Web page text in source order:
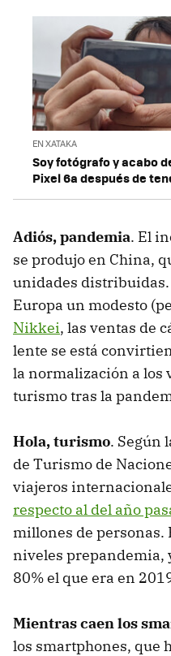
EN XATAKA
Soy fotógrafo y acabo
Pixel 6a después de
Adiós, pandemia. El
se produjo en China,
unidades distribuidas.
Europa un modesto
Nikkei, las ventas de
lente se está
la normalización a los
turismo tras la
Hola, turismo. Según
de Turismo de
viajeros
respecto al del año
millones de personas.
niveles prepandemia,
80% el que era en
Mientras caen los
los smartphones, que